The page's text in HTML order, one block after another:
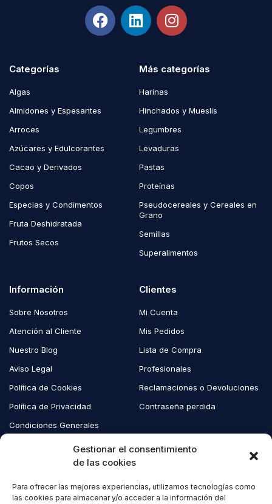
Gestionar el consentimiento
de las cookies
Para ofrecer las mejores experiencias, utilizamos tecnologías como
las cookies para almacenar y/o acceder a la información del
Categorías
Algas
Almidones y Espesantes
Arroces
Azúcares y Edulcorantes
Cacao y Derivados
Copos
Especias y Condimentos
Fruta Deshidratada
Frutos Secos
Más categorías
Harinas
Hinchados y Mueslis
Legumbres
Levaduras
Pastas
Proteínas
Pseudocereales y Cereales en
Grano
Semillas
Superalimentos
Información
Sobre Nosotros
Atención al Cliente
Nuestro Blog
Aviso Legal
Política de Cookies
Política de Privacidad
Condiciones Generales
Clientes
Mi Cuenta
Mis Pedidos
Lista de Compra
Profesionales
Reclamaciones o Devoluciones
Contraseña perdida
Copyright © 2023 EcoAndes. Todos los derechos reservados.